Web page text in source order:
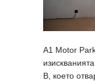
A1 Motor
B, което